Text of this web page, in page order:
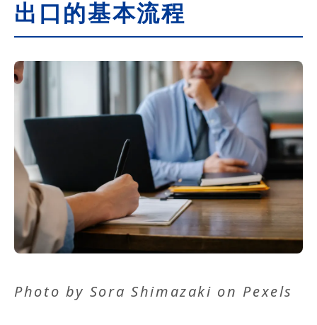
出口的基本流程
Photo by Sora Shimazaki on Pexels